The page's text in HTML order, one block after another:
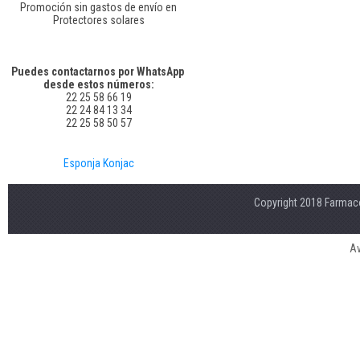
Promoción sin gastos de envío en
Protectores solares
Puedes contactarnos por WhatsApp
desde estos números:
22 25 58 66 19
22 24 84 13 34
22 25 58 50 57
Esponja Konjac
Copyright 2018